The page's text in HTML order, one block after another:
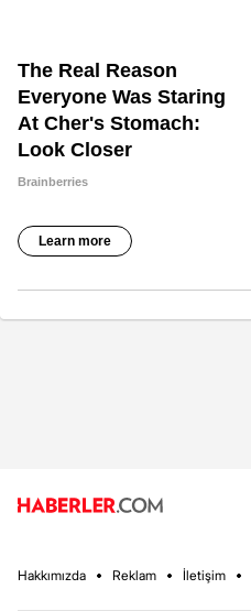
Hakkımızda Reklam İletişim